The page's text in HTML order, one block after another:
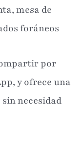
mesa de
foráneos
por
y ofrece una
necesidad